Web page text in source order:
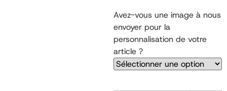
passée.
Avez-vous une image à nous
envoyer pour la
personnalisation de votre
article ?